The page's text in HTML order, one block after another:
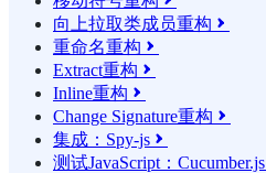
向上拉取类成员重构 
重命名重构 
Extract重构 
Inline重构 
Change Signature重构 
集成：Spy-js 
测试JavaScript：Cucumber.js